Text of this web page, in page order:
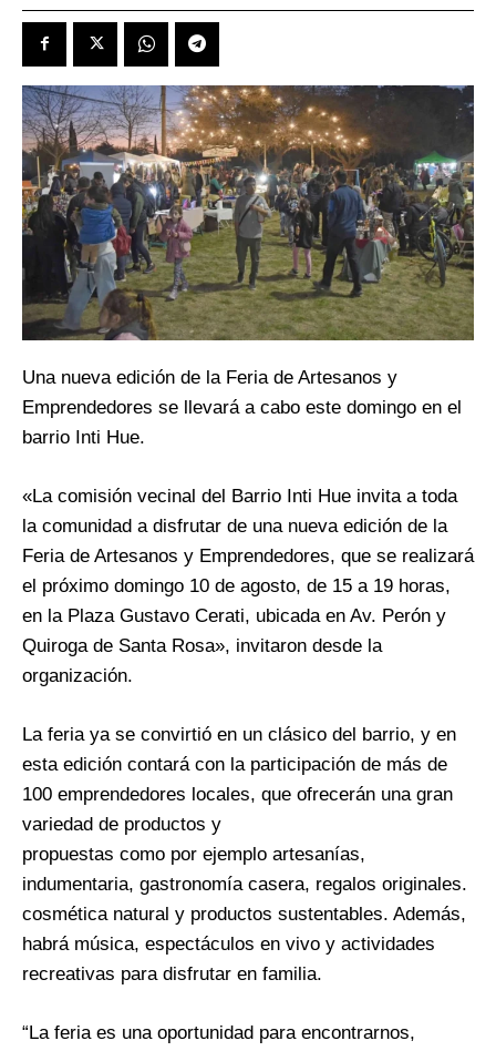
Una nueva edición de la Feria de Artesanos y
Emprendedores se llevará a cabo este domingo en el
barrio Inti Hue.
«La comisión vecinal del Barrio Inti Hue invita a toda
la comunidad a disfrutar de una nueva edición de la
Feria de Artesanos y Emprendedores, que se realizará
el próximo domingo 10 de agosto, de 15 a 19 horas,
en la Plaza Gustavo Cerati, ubicada en Av. Perón y
Quiroga de Santa Rosa», invitaron desde la
organización.
La feria ya se convirtió en un clásico del barrio, y en
esta edición contará con la participación de más de
100 emprendedores locales, que ofrecerán una gran
variedad de productos y
propuestas como por ejemplo artesanías,
indumentaria, gastronomía casera, regalos originales.
cosmética natural y productos sustentables. Además,
habrá música, espectáculos en vivo y actividades
recreativas para disfrutar en familia.
“La feria es una oportunidad para encontrarnos,